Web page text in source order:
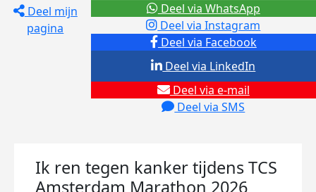
Deel mijn
pagina
Deel via Facebook
Deel via Instagram
Deel via e-mail
Deel via SMS
Deel via LinkedIn
Deel via WhatsApp
Ik ren tegen kanker tijdens TCS
Amsterdam Marathon 2026